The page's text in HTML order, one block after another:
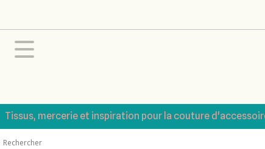
Tissus, mercerie et inspiration pour la couture